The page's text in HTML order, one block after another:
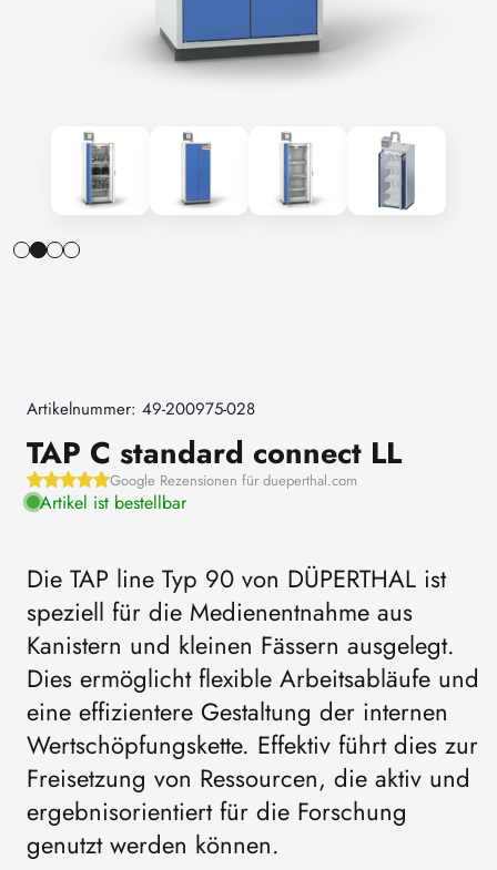
Artikelnummer: 49-200975-028
TAP C standard connect LL
Google Rezensionen für dueperthal.com
Artikel ist bestellbar
Die TAP line Typ 90 von DÜPERTHAL ist
speziell für die Medienentnahme aus
Kanistern und kleinen Fässern ausgelegt.
Dies ermöglicht flexible Arbeitsabläufe und
eine effizientere Gestaltung der internen
Wertschöpfungskette. Effektiv führt dies zur
Freisetzung von Ressourcen, die aktiv und
ergebnisorientiert für die Forschung
genutzt werden können.